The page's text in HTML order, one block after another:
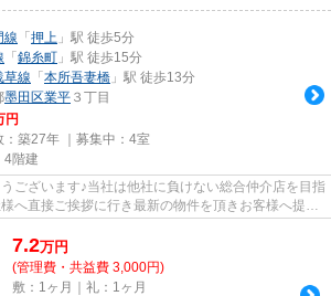
線 「 押上 」駅 徒歩5分
「 錦糸町 」駅 徒歩15分
草線 「 本所吾妻橋 」駅 徒歩13分
墨田区業平 ３丁目
円
：築27年 ｜募集中： 4室
4階建
ございます♪当社は他社に負けない総合仲介店を目指
へ直接ご挨拶に行き最新の物件を頂きお客様へ提供
7.2万円
(管理費・共益費 3,000円)
敷：1ヶ月｜礼：1ヶ月